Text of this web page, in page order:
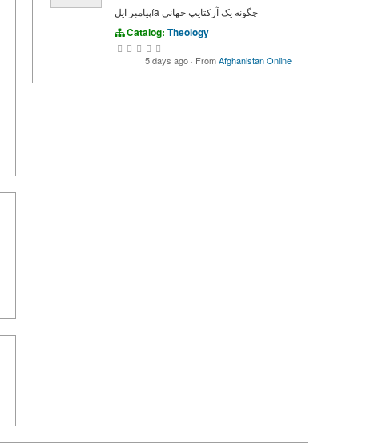
پیامبر ایلía چگونه یک آرکتایپ جهانی
Catalog: Theology
5 days ago · FromAfghanistan Online